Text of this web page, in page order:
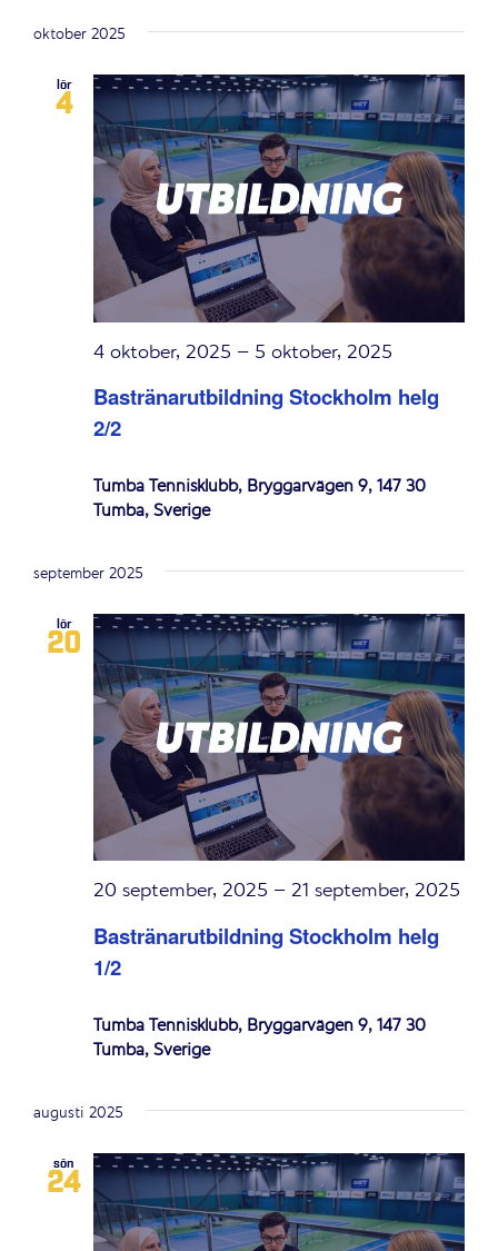
oktober 2025
lör
4
Bastränarutbildning Stockholm helg
2/2
4 oktober, 2025 – 5 oktober, 2025
Tumba Tennisklubb, Bryggarvägen 9, 147 30
Tumba, Sverige
september 2025
lör
20
Bastränarutbildning Stockholm helg
1/2
20 september, 2025 – 21 september, 2025
Tumba Tennisklubb, Bryggarvägen 9, 147 30
Tumba, Sverige
augusti 2025
sön
24